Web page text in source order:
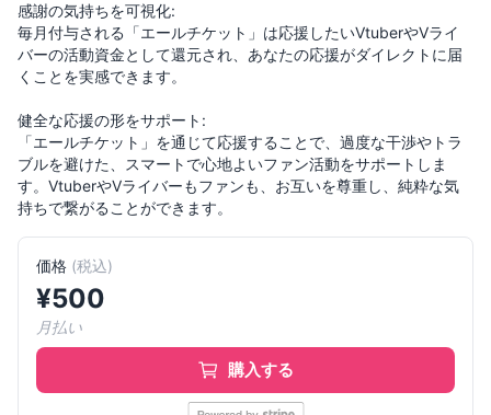
感謝の気持ちを可視化:
毎月付与される「エールチケット」は応援したいVtuberやVライ
バーの活動資金として還元され、あなたの応援がダイレクトに届
くことを実感できます。
健全な応援の形をサポート:
「エールチケット」を通じて応援することで、過度な干渉やトラ
ブルを避けた、スマートで心地よいファン活動をサポートしま
す。VtuberやVライバーもファンも、お互いを尊重し、純粋な気
価格 (税込)
¥500
月払い
購入する